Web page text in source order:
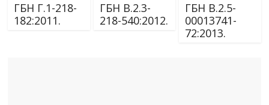
ГБН Г.1-218-
182:2011.
ГБН В.2.3-
218-540:2012.
ГБН В.2.5-
00013741-
72:2013.